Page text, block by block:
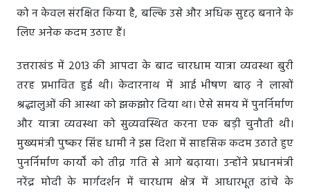
को न केवल संरक्षित किया है, बल्कि उसे और अधिक सुदृढ़ बनाने के
लिए अनेक कदम उठाए हैं।
उत्तराखंड में 2013 की आपदा के बाद चारधाम यात्रा व्यवस्था बुरी
तरह प्रभावित हुई थी। केदारनाथ में आई भीषण बाढ़ ने लाखों
श्रद्धालुओं की आस्था को झकझोर दिया था। ऐसे समय में पुनर्निर्माण
और यात्रा व्यवस्था को सुव्यवस्थित करना एक बड़ी चुनौती थी।
मुख्यमंत्री पुष्कर सिंह धामी ने इस दिशा में साहसिक कदम उठाते हुए
पुनर्निर्माण कार्यों को तीव्र गति से आगे बढ़ाया। उन्होंने प्रधानमंत्री
नरेंद्र मोदी के मार्गदर्शन में चारधाम क्षेत्र में आधारभूत ढांचे के